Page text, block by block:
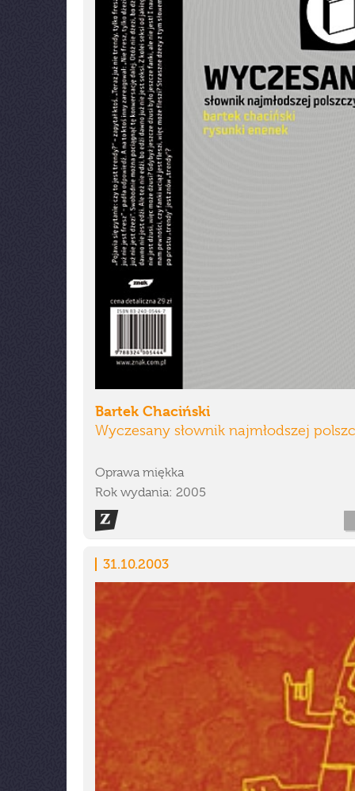
Bartek Chaciński
Wyczesany słownik najmłodszej
Oprawa miękka
Rok wydania: 2005
31.10.2003